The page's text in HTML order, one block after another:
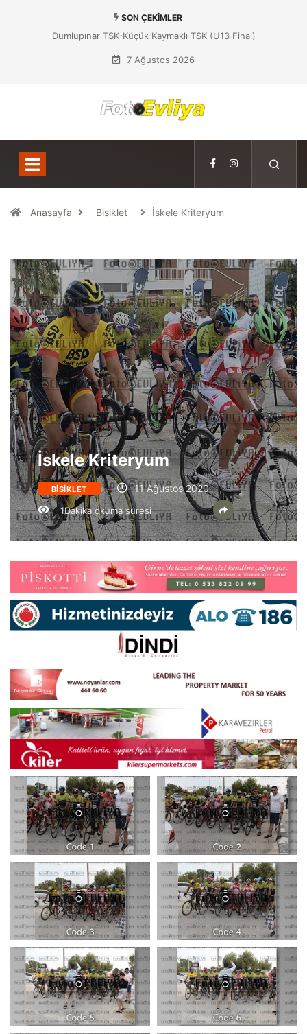
SON ÇEKIMLER
Dumlupınar TSK-Küçük Kaymaklı TSK (U13 Final)
7 Ağustos 2026
Anasayfa Bisiklet İskele Kriteryum
İskele Kriteryum
BISIKLET 11 Ağustos 2020
1Dakika okuma süresi